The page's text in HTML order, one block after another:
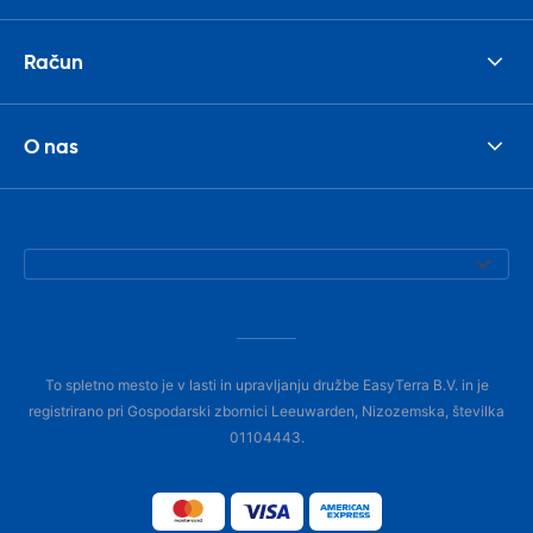
Račun
O nas
To spletno mesto je v lasti in upravljanju družbe EasyTerra B.V. in je
registrirano pri Gospodarski zbornici Leeuwarden, Nizozemska, številka
01104443.